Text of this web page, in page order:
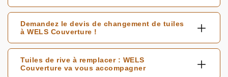
Demandez le devis de changement de tuiles
à WELS Couverture !
Tuiles de rive à remplacer : WELS
Couverture va vous accompagner